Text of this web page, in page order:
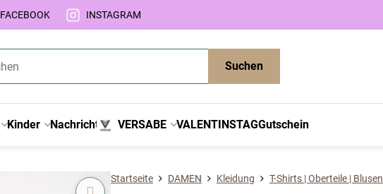
FACEBOOK INSTAGRAM
Suchen
Kinder Nachricht VERSABE VALENTINSTAGGutschein
Startseite DAMEN Kleidung T-Shirts | Oberteile | Blusen